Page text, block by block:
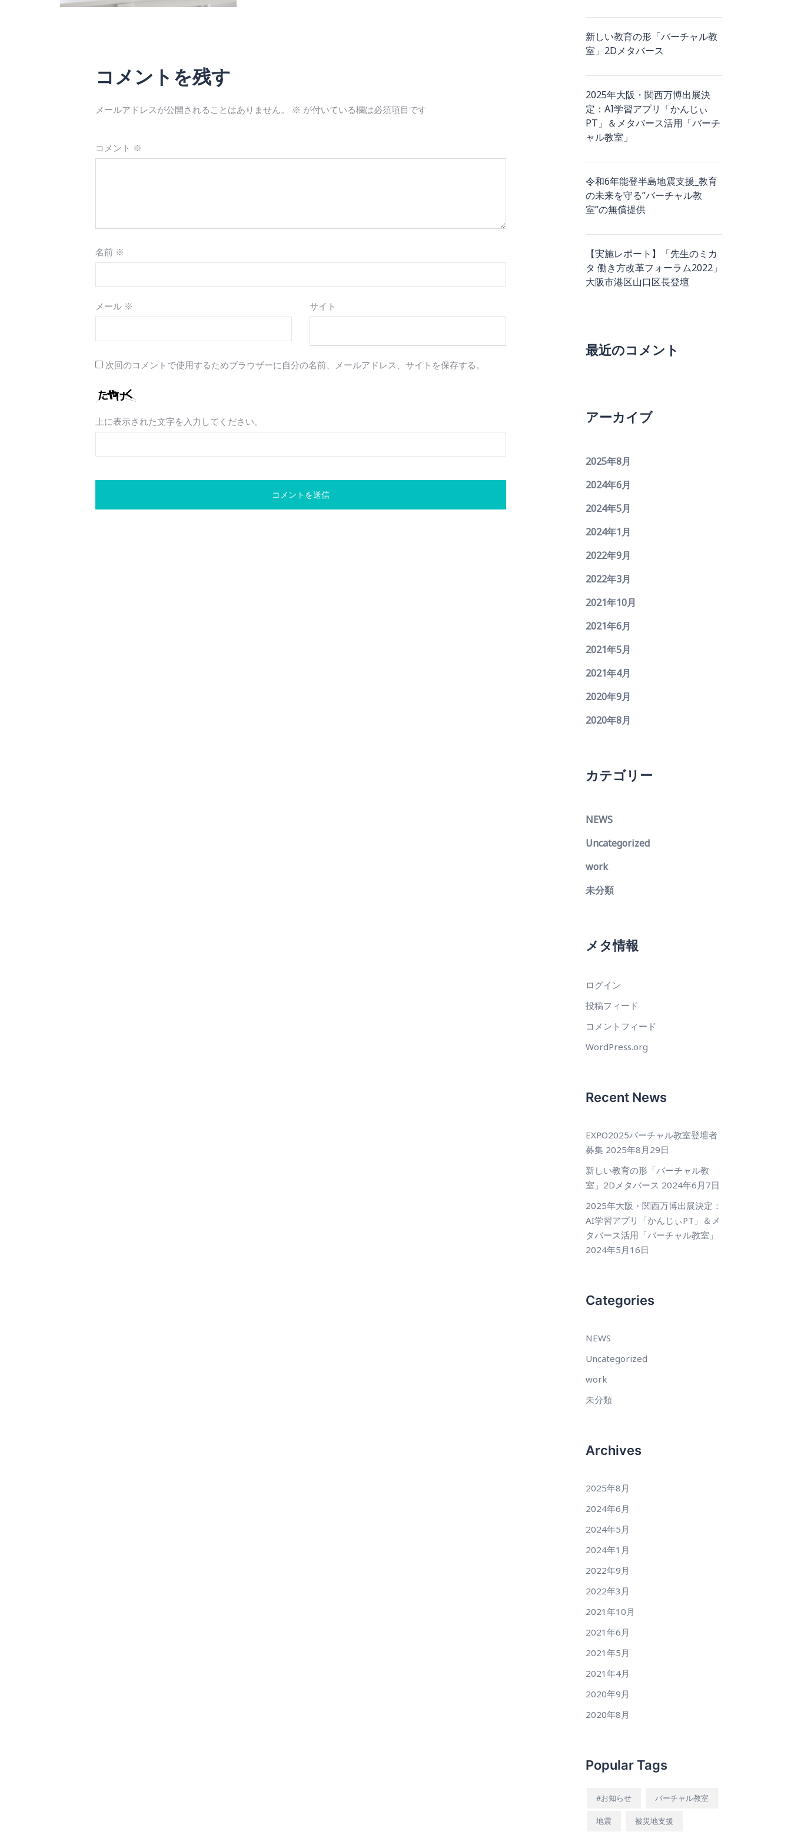
コメントを残す
メールアドレスが公開されることはありません。 ※ が付いている欄は必須項目です
コメント ※
名前 ※
メール ※ サイト
次回のコメントで使用するためブラウザーに自分の名前、メールアドレス、サイトを保存する。
上に表示された文字を入力してください。
新しい教育の形「バーチャル教
室」2Dメタバース
2025年大阪・関西万博出展決
定：AI学習アプリ「かんじぃ
PT」＆メタバース活用「バーチ
ャル教室」
令和6年能登半島地震支援_教育
の未来を守る”バーチャル教
室”の無償提供
【実施レポート】「先生のミカ
タ 働き方改革フォーラム2022」
大阪市港区山口区長登壇
最近のコメント
アーカイブ
2025年8月
2024年6月
2024年5月
2024年1月
2022年9月
2022年3月
2021年10月
2021年6月
2021年5月
2021年4月
2020年9月
2020年8月
カテゴリー
NEWS
Uncategorized
work
未分類
メタ情報
ログイン
投稿フィード
コメントフィード
WordPress.org
Recent News
EXPO2025バーチャル教室登壇者
募集 2025年8月29日
新しい教育の形「バーチャル教
室」2Dメタバース 2024年6月7日
2025年大阪・関西万博出展決定：
AI学習アプリ「かんじぃPT」＆メ
タバース活用「バーチャル教室」
2024年5月16日
Categories
NEWS
Uncategorized
work
未分類
Archives
2025年8月
2024年6月
2024年5月
2024年1月
2022年9月
2022年3月
2021年10月
2021年6月
2021年5月
2021年4月
2020年9月
2020年8月
Popular Tags
#お知らせ バーチャル教室
地震 被災地支援